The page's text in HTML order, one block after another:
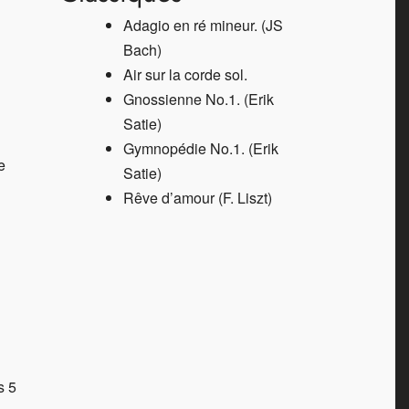
5
Adagio en ré mineur. (JS
Bach)
Air sur la corde sol.
GnossienneNo.1. (Erik
Satie)
GymnopédieNo.1. (Erik
Satie)
Rêve d’amour (F. Liszt)